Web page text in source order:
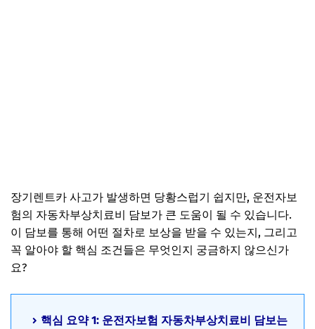
장기렌트카 사고가 발생하면 당황스럽기 쉽지만, 운전자보
험의 자동차부상치료비 담보가 큰 도움이 될 수 있습니다.
이 담보를 통해 어떤 절차로 보상을 받을 수 있는지, 그리고
꼭 알아야 할 핵심 조건들은 무엇인지 궁금하지 않으신가
요?
핵심 요약 1: 운전자보험 자동차부상치료비 담보는